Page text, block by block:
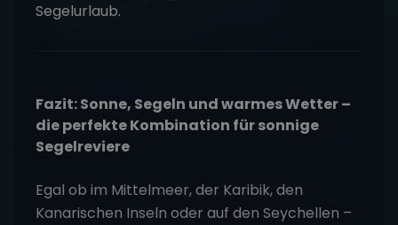
Fazit: Sonne, Segeln und warmes Wetter –
die perfekte Kombination für sonnige
Segelreviere
Egal ob im Mittelmeer, der Karibik, den
Kanarischen Inseln oder auf den Seychellen –